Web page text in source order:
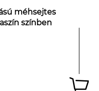
méhsejtes
színben